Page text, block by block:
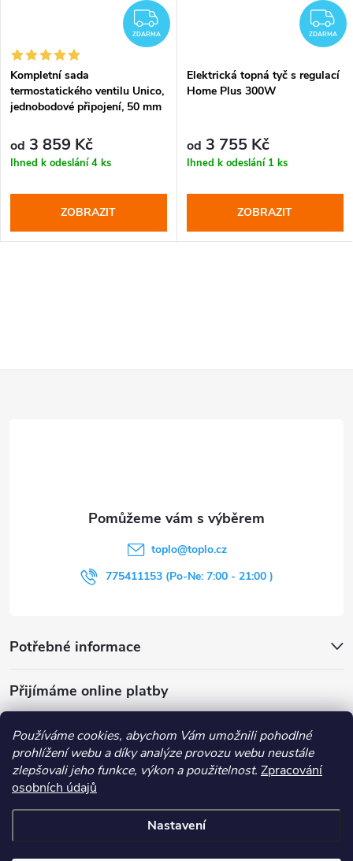
Používáme cookies, abychom Vám umožnili pohodlné
prohlížení webu a díky analýze provozu webu neustále
zlepšovali jeho funkce, výkon a použitelnost. Zpracování
osobních údajů
Nastavení
ZDARMA
ZDARMA
Kompletní sada
termostatického ventilu Unico,
jednobodové připojení, 50 mm
od 3 859 Kč
Ihned k odeslání4 ks
ZOBRAZIT
ZDARMA
Elektrická topná tyč s regulací
Home Plus 300W
od 3 755 Kč
Ihned k odeslání 1 ks
ZOBRAZIT
Potřebné informace
Přijímáme online platby
toplo@toplo.cz
775411153 (Po-Ne: 7:00 - 21:00 )
Obchodní podmínky Průvodce nákupem
Kontakt